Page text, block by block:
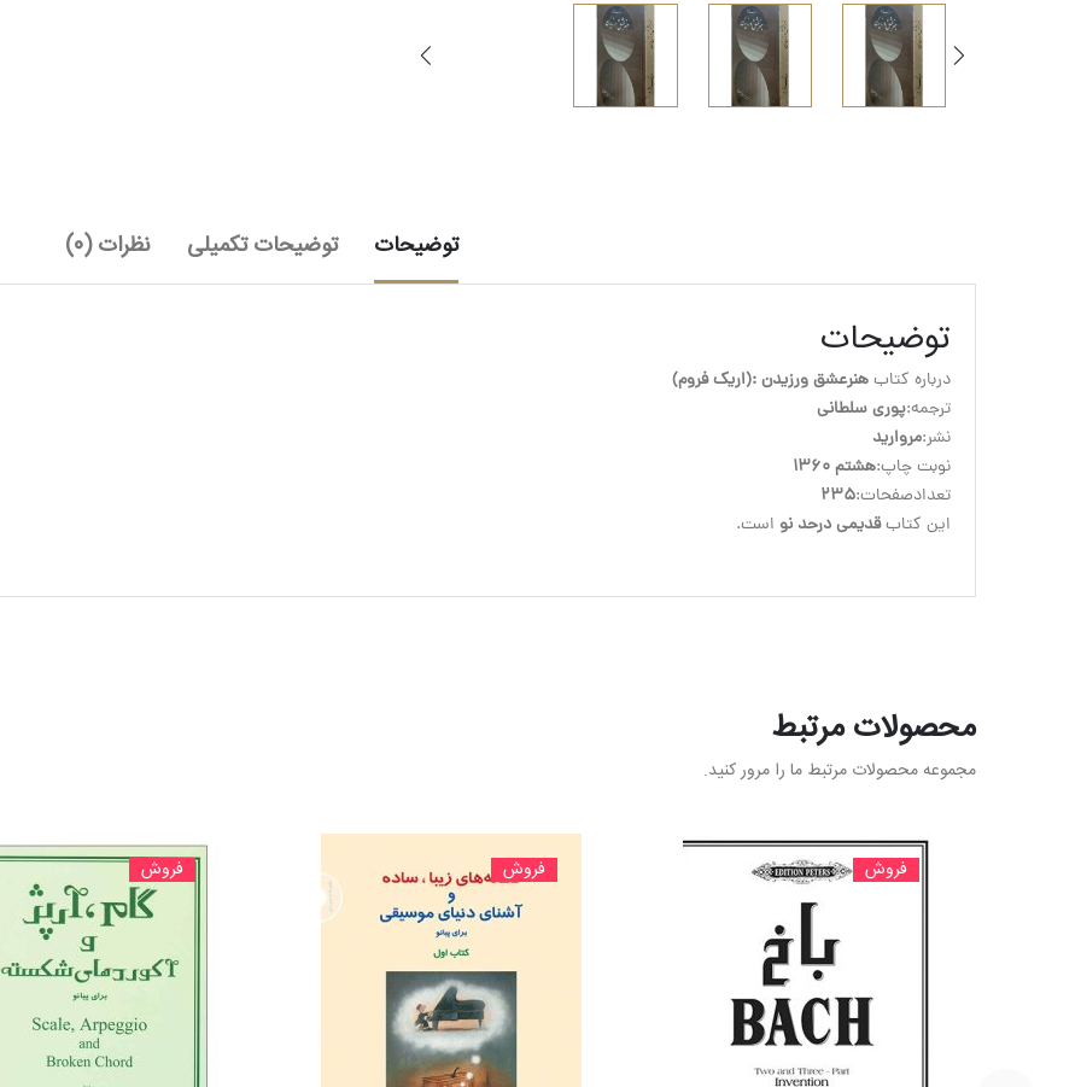
توضیحات توضیحات تکمیلی نظرات (0)
توضیحات
درباره کتاب هنرعشق ورزیدن :(اریک فروم)
ترجمه:پوری سلطانی
نشر:مروارید
نوبت چاپ:هشتم 1360
تعدادصفحات:235
این کتاب قدیمی درحد نو است.
محصولات مرتبط
مجموعه محصولات مرتبط ما را مرور کنید.
فروش فروش فروش